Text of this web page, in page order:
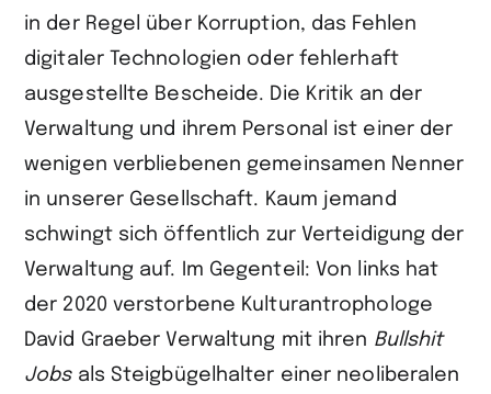
in der Regel über Korruption, das Fehlen
digitaler Technologien oder fehlerhaft
ausgestellte Bescheide. Die Kritik an der
Verwaltung und ihrem Personal ist einer der
wenigen verbliebenen gemeinsamen Nenner
in unserer Gesellschaft. Kaum jemand
schwingt sich öffentlich zur Verteidigung der
Verwaltung auf. Im Gegenteil: Von links hat
der 2020 verstorbene Kulturantro­phologe
David Graeber Verwaltung mit ihren Bullshit
Jobsals Steigbügelhalter einer neoliberalen